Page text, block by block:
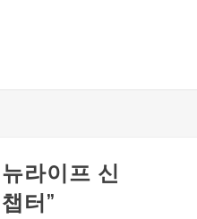
라이프 신
터”